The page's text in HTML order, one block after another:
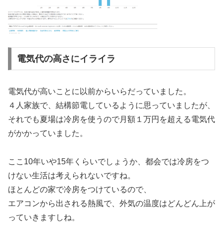
電気代の高さにイライラ
電気代が高いことに以前からいらだっていました。
４人家族で、結構節電しているように思っていましたが、
それでも夏場は冷房を使うので月額１万円を超える電気代
がかかっていました。
ここ10年いや15年くらいでしょうか、都会では冷房をつ
けない生活は考えられないですね。
ほとんどの家で冷房をつけているので、
エアコンから出される熱風で、外気の温度はどんどん上が
っていきますしね。